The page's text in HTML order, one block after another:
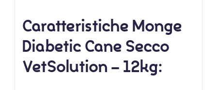
Caratteristiche Monge
Diabetic Cane Secco
VetSolution – 12kg: